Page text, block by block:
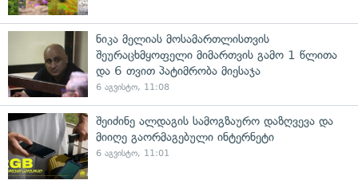
ნიკა მელიას მოსამართლისთვის
შეურაცხმყოფელი მიმართვის გამო 1 წლითა
და 6 თვით პატიმრობა მიესაჯა
6 აგვისტო, 11:08
შეიძინე ალდაგის სამოგზაურო დაზღვევა და
მიიღე გაორმაგებული ინტერნეტი
6 აგვისტო, 11:01